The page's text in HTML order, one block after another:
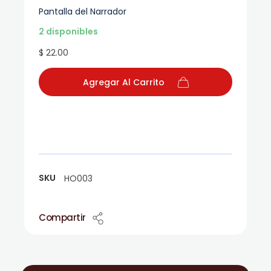
$ 22.00
Pantalla del Narrador
2 disponibles
Agregar Al Carrito
Compartir
SKU HO003